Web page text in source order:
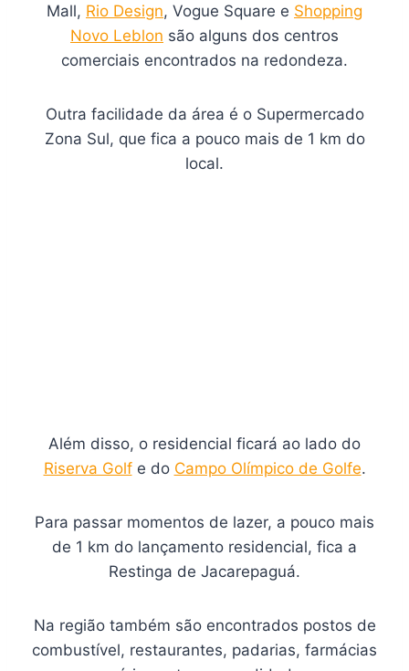
Mall, Rio Design, Vogue Square e Shopping
Novo Leblon são alguns dos centros
comerciais encontrados na redondeza.
Outra facilidade da área é o Supermercado
Zona Sul, que fica a pouco mais de 1 km do
local.
Além disso, o residencial ficará ao lado do
Riserva Golfe do Campo Olímpico de Golfe.
Para passar momentos de lazer, a pouco mais
de 1 km do lançamento residencial, fica a
Restinga de Jacarepaguá.
Na região também são encontrados postos de
combustível, restaurantes, padarias, farmácias